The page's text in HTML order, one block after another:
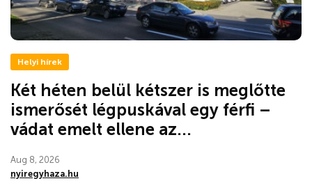
Helyi hírek
Két héten belül kétszer is meglőtte
ismerősét légpuskával egy férfi –
vádat emelt ellene az...
Aug 8, 2026
nyiregyhaza.hu